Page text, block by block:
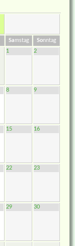
Samstag Sonntag
1
2
8 9
15 16
22 23
29 30